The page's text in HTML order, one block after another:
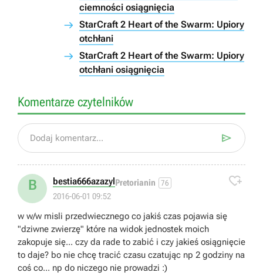
ciemności osiągnięcia
StarCraft 2 Heart of the Swarm: Upiory
otchłani
StarCraft 2 Heart of the Swarm: Upiory
otchłani osiągnięcia
Komentarze czytelników
Dodaj komentarz... 
B bestia666azazyl Pretorianin 76
2016-06-01 09:52

w w/w misli przedwiecznego co jakiś czas pojawia się
"dziwne zwierzę" które na widok jednostek moich
zakopuje się... czy da rade to zabić i czy jakieś osiągnięcie
to daje? bo nie chcę tracić czasu czatując np 2 godziny na
coś co... np do niczego nie prowadzi :)